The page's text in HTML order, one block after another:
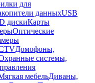
для
данныхUSB
дискиКарты
Оптические
Домофоны,
системы,
мебельДиваны,